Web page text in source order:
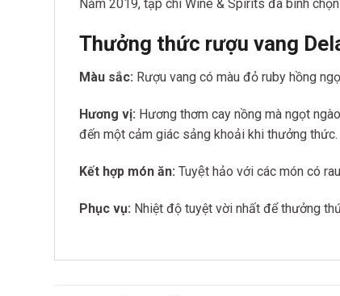
Năm 2019, tạp chí Wine & Spirits đã bình
Thưởng thức rượu vang
Màu sắc: Rượu vang có màu đỏ ruby hồng
Hương vị: Hương thơm cay nồng mà ngọt
đến một cảm giác sảng khoải khi thưởng thức.
Kết hợp món ăn: Tuyệt hảo với các món có
Phục vụ: Nhiệt độ tuyệt vời nhất để thưởng